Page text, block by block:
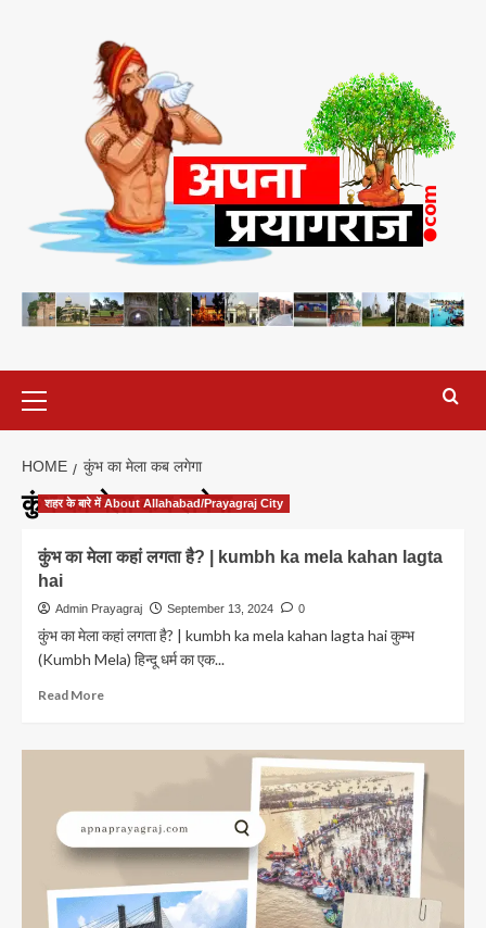
Menu
HOME कुंभ का मेला कब लगेगा
कुंभ का मेला कब लगेगा
शहर के बारे में About Allahabad/Prayagraj City
कुंभ का मेला कहां लगता है? | kumbh ka mela kahan lagta
hai
Admin Prayagraj September 13, 2024 0
कुंभ का मेला कहां लगता है? | kumbh ka mela kahan lagta hai कुम्भ
(Kumbh Mela) हिन्दू धर्म का एक...
Read MoreRead
कुंभ
कहां
लगता
है?
kumbh
ka